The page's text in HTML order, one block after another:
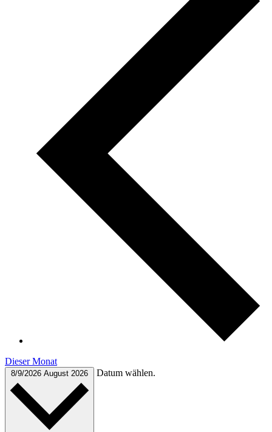
Dieser Monat
8/9/2026 August 2026 Datum wählen.